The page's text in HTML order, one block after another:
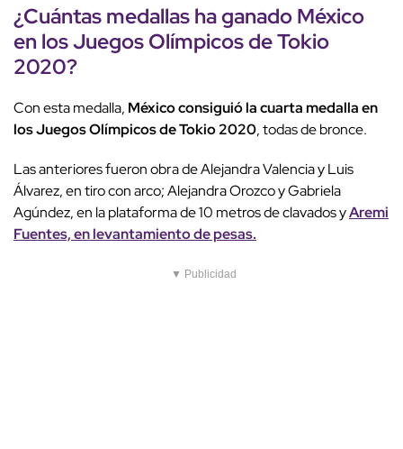
¿Cuántas medallas ha ganado México
en los Juegos Olímpicos de Tokio
2020?
Con esta medalla, México consiguió la cuarta medalla en
los Juegos Olímpicos de Tokio 2020, todas de bronce.
Las anteriores fueron obra de Alejandra Valencia y Luis
Álvarez, en tiro con arco; Alejandra Orozco y Gabriela
Agúndez, en la plataforma de 10 metros de clavados yAremi
Fuentes, en levantamiento de pesas.
▼ Publicidad